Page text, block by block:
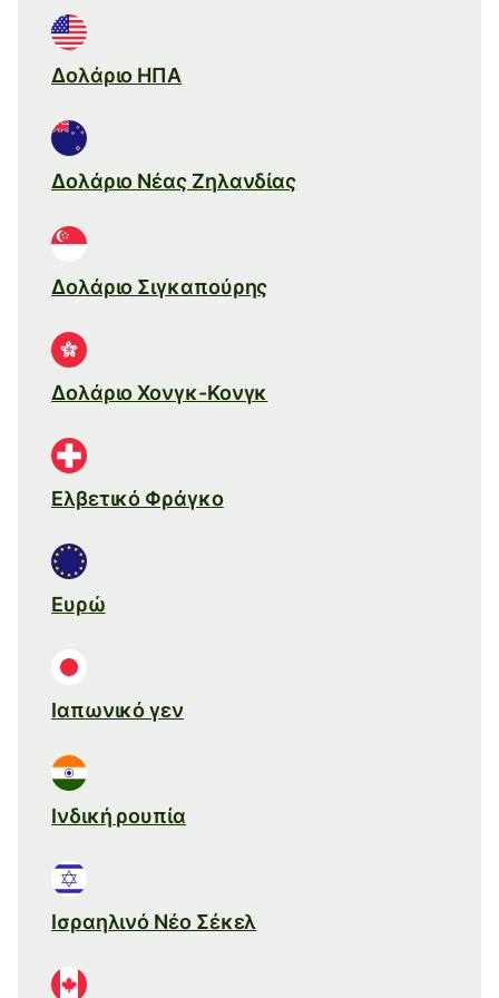
Δολάριο ΗΠΑ
Δολάριο Νέας Ζηλανδίας
Δολάριο Σιγκαπούρης
Δολάριο Χονγκ-Κονγκ
Ελβετικό Φράγκο
Ευρώ
Ιαπωνικό γεν
Ινδική ρουπία
Ισραηλινό Νέο Σέκελ